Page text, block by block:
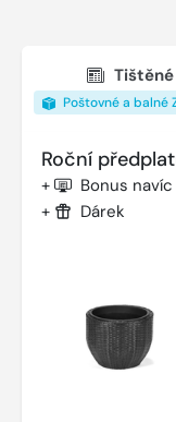
Tištěné
Poštovné a balné
Roční
+ Bonus
+ Dárek